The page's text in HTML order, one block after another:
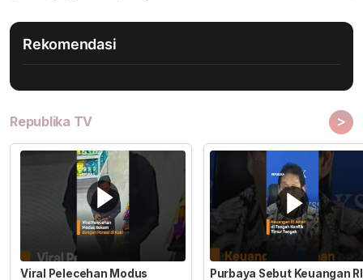
Rekomendasi
Republika TV >
Viral Pelecehan Modus
Purbaya Sebut Keuangan RI